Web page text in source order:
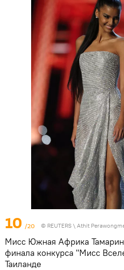
10 /20 © REUTERS \ Athit
Мисс Южная Африка Тамарин
финала конкурса "Мисс
Таиланде